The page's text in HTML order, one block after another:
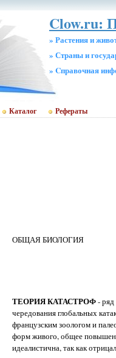
Clow.ru:
» Растения и
» Страны и
» Cправочная
Каталог Рефераты
ОБЩАЯ БИОЛОГИЯ
ТЕОРИЯ КАТАСТРОФ-
чередования глобальных
французским зоологом и
форм живого, общее
идеалистична, так как